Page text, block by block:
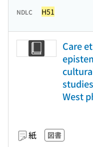
NDLC H51
Care
West
紙 図書